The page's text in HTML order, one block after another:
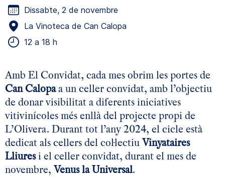
Dissabte, 2 de novembre
La Vinoteca de Can Calopa
12 a 18 h
Amb El Convidat, cada mes obrim les portes de
Can Calopaa un celler convidat, amb l’objectiu
de donar visibilitat a diferents iniciatives
vitivinícoles més enllà del projecte propi de
L’Olivera. Durant tot l’any 2024, el cicle està
dedicat als cellers del col·lectiuVinyataires
Lliuresi el celler convidat, durant el mes de
novembre, Venus la Universal.